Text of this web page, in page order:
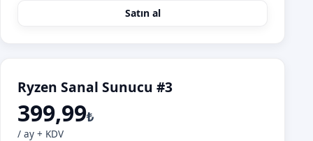
Satın al
Ryzen Sanal Sunucu #3
399,99₺
/ ay + KDV